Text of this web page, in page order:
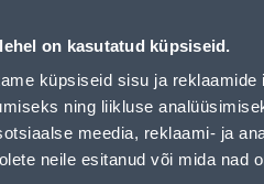
on kasutatud küpsiseid.
küpsiseid sisu ja
ning liikluse
meedia, reklaami- ja
neile esitanud või mida nad
loaded
Klienditeenindus